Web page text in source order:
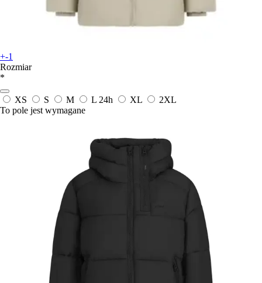
+-1
Rozmiar
*
XS S M L 24h XL
2XL
To pole jest wymagane